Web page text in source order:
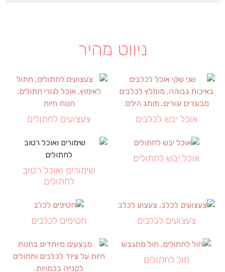
ניווט מהיר
אוכל יבש לכלבים צעצועים לחתולים
אוכל יבש לחתולים
שימורים ואוכל רטוב
לחתולים
צעצועים לכלבים חטיפים לכלבים
חול לחתולים